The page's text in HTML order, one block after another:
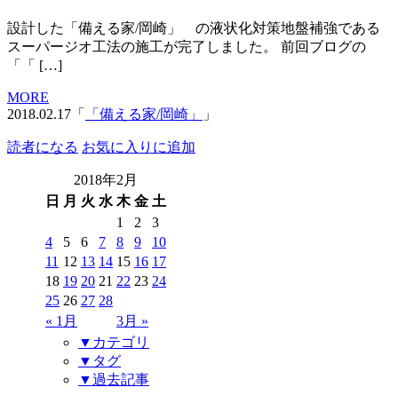
設計した「備える家/岡崎」 の液状化対策地盤補強である
スーパージオ工法の施工が完了しました。 前回ブログの
「「 […]
MORE
2018.02.17「
「備える家/岡崎」 」
読者になる お気に入りに追加
2018年2月
日
月 火 水 木 金 土
« 1月 3月 »
1 2
3
4
5 6 7 8 9
10
11 12 13 14 15 16 17
18 19 20 21 22 23 24
25 26 27 28
▼カテゴリ
▼タグ
▼過去記事